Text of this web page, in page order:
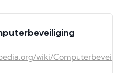
wiki/